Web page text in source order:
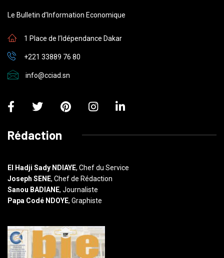
Le Bulletin d’Information Economique
1 Place de l’Idépendance Dakar
+221 33889 76 80
info@cciad.sn
Rédaction
El Hadji Sady NDIAYE, Chef du Service
Joseph SENE, Chef de Rédaction
Sanou BADIANE, Journaliste
Papa Codé NDOYE, Graphiste